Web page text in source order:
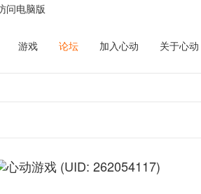
问电脑版
游戏 论坛 加入心动 关于心动
(UID: 262054117)